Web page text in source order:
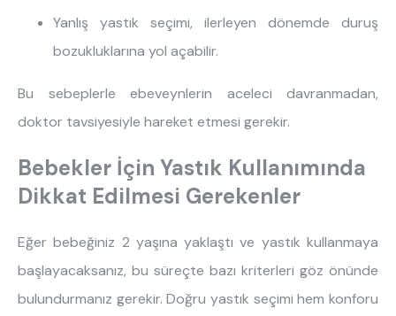
Yanlış yastık seçimi, ilerleyen dönemde duruş
bozukluklarına yol açabilir.
Bu sebeplerle ebeveynlerin aceleci davranmadan,
doktor tavsiyesiyle hareket etmesi gerekir.
Bebekler İçin Yastık Kullanımında
Dikkat Edilmesi Gerekenler
Eğer bebeğiniz 2 yaşına yaklaştı ve yastık kullanmaya
başlayacaksanız, bu süreçte bazı kriterleri göz önünde
bulundurmanız gerekir. Doğru yastık seçimi hem konforu